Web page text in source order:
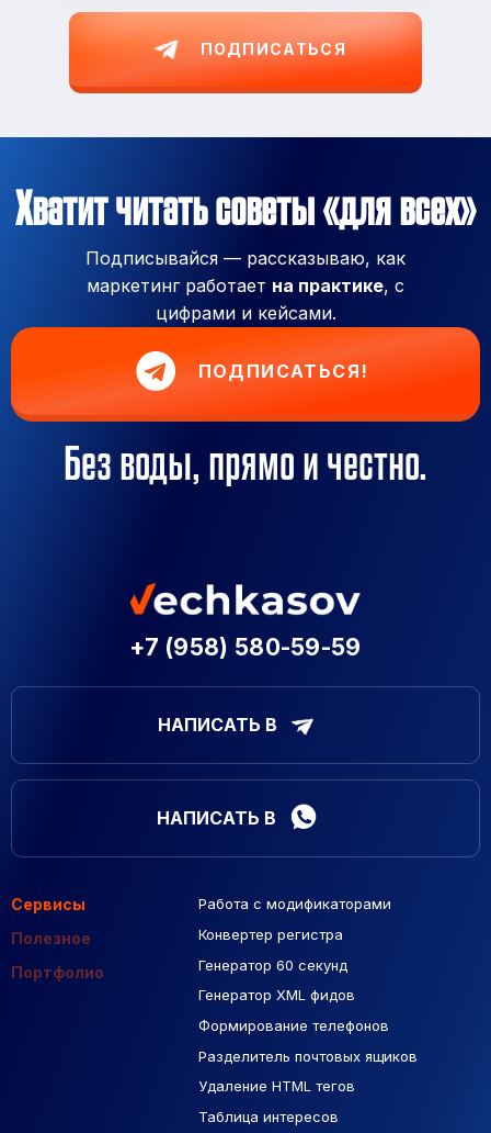
ПОДПИСАТЬСЯ
Хватит читать советы «для всех»
Подписывайся — рассказываю, как
маркетинг работает на практике, с
цифрами и кейсами.
ПОДПИСАТЬСЯ!
Без воды, прямо и честно.
+7 (958) 580-59-59
НАПИСАТЬ В
НАПИСАТЬ В
Сервисы
Полезное
Портфолио
Работа с модификаторами
Конвертер регистра
Генератор 60 секунд
Генератор XML фидов
Формирование телефонов
Разделитель почтовых ящиков
Удаление HTML тегов
Таблица интересов
Подборка сайтов
Макеты Figma
База Яндекс Карты
РСЯ площадки
Созданные сайты
Контекстная реклама